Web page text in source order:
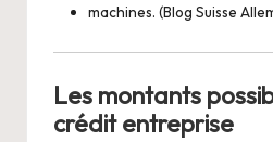
machines. (Blog Suisse
Les montants
crédit entreprise